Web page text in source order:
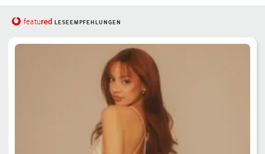
featured LESEEMPFEHLUNGEN